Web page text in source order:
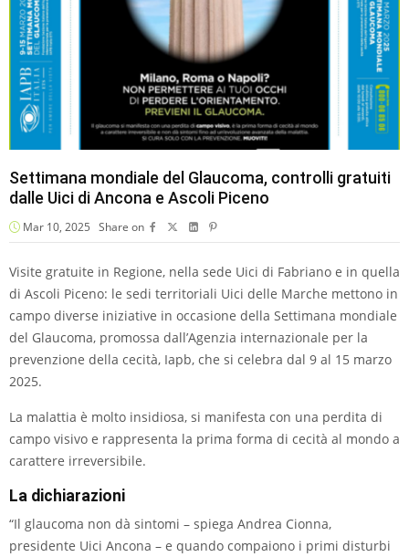
Settimana mondiale del Glaucoma, controlli gratuiti
dalle Uici di Ancona e Ascoli Piceno
Mar 10, 2025 Share on
Visite gratuite in Regione, nella sede Uici di Fabriano e in quella
di Ascoli Piceno: le sedi territoriali Uici delle Marche mettono in
campo diverse iniziative in occasione della Settimana mondiale
del Glaucoma, promossa dall’Agenzia internazionale per la
prevenzione della cecità, Iapb, che si celebra dal 9 al 15 marzo
2025.
La malattia è molto insidiosa, si manifesta con una perdita di
campo visivo e rappresenta la prima forma di cecità al mondo a
carattere irreversibile.
La dichiarazioni
“Il glaucoma non dà sintomi – spiega Andrea Cionna,
presidente Uici Ancona – e quando compaiono i primi disturbi